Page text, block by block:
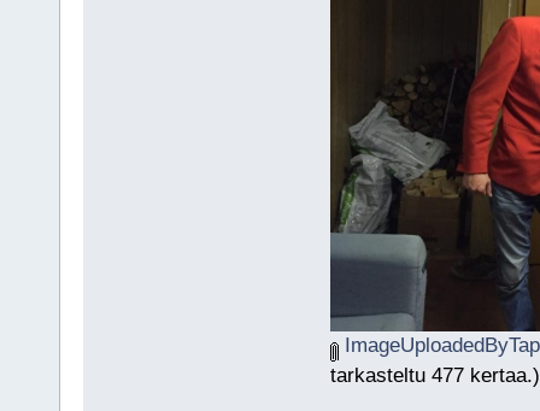
tarkasteltu 477 kertaa.)